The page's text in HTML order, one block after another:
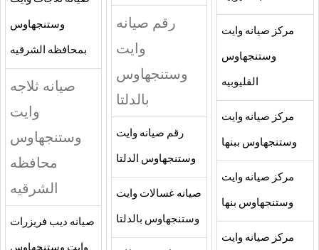
مركز صيانه وايت
وستنجهاوس
القليوبيه
مركز صيانه وايت
وستنجهاوس ببنها
مركز صيانه وايت
وستنجهاوس بنها
مركز صيانه وايت
رقم صيانه
وايت
وستنجهاوس
بالدلتا
رقم صيانه وايت
وستنجهاوس الدلتا
صيانه غسالات وايت
وستنجهاوس بالدلتا
وستنجهاوس
بمحافظه الشرقيه
صيانه ثلاجه
وايت
وستنجهاوس
محافظه
الشرقيه
صيانه ديب فريزرات